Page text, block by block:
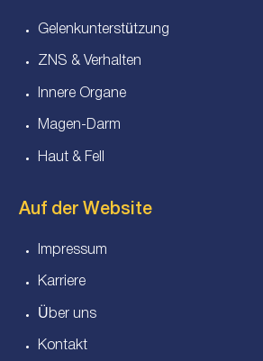
Gelenkunterstützung
ZNS & Verhalten
Innere Organe
Magen-Darm
Haut & Fell
Auf der Website
Impressum
Karriere
Über uns
Kontakt